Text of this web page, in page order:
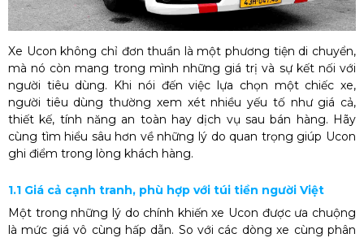
Xe Ucon không chỉ đơn thuần là một phương tiện di chuyển,
mà nó còn mang trong mình những giá trị và sự kết nối với
người tiêu dùng. Khi nói đến việc lựa chọn một chiếc xe,
người tiêu dùng thường xem xét nhiều yếu tố như giá cả,
thiết kế, tính năng an toàn hay dịch vụ sau bán hàng. Hãy
cùng tìm hiểu sâu hơn về những lý do quan trọng giúp Ucon
ghi điểm trong lòng khách hàng.
1.1 Giá cả cạnh tranh, phù hợp với túi tiền người Việt
Một trong những lý do chính khiến xe Ucon được ưa chuộng
là mức giá vô cùng hấp dẫn. So với các dòng xe cùng phân